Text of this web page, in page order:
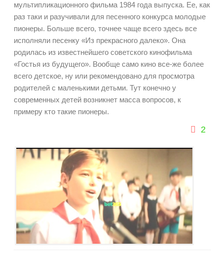
мультипликационного фильма 1984 года выпуска. Ее, как
раз таки и разучивали для песенного конкурса молодые
пионеры. Больше всего, точнее чаще всего здесь все
исполняли песенку «Из прекрасного далеко». Она
родилась из известнейшего советского кинофильма
«Гостья из будущего». Вообще само кино все-же более
всего детское, ну или рекомендовано для просмотра
родителей с маленькими детьми. Тут конечно у
современных детей возникнет масса вопросов, к
примеру кто такие пионеры.
2